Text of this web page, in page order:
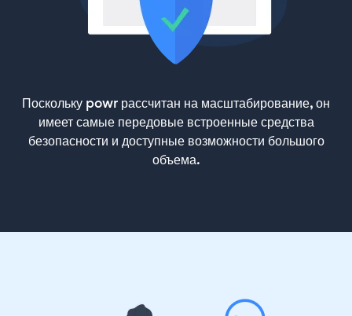
Поскольку powr рассчитан на масштабирование, он
имеет самые передовые встроенные средства
безопасности и доступные возможности большого
объема.